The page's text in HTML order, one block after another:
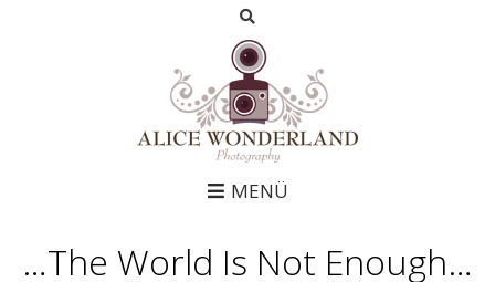
MENÜ
…The World Is Not Enough…